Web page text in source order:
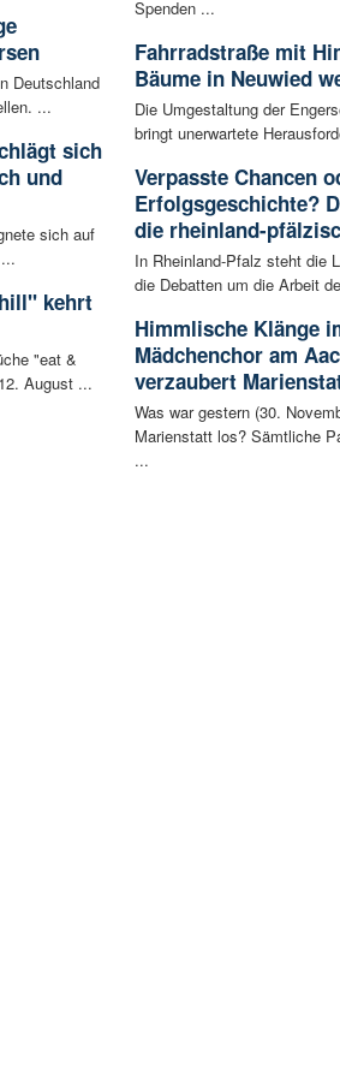
Deutschland
...
sich
und
sich auf
kehrt
"eat &
August ...
Spenden ...
Fahrradstraße mit
Bäume in Neuwied
Die Umgestaltung der
bringt unerwartete
Verpasste Chancen
Erfolgsgeschichte?
die rheinland-
In Rheinland-Pfalz steht die
die Debatten um die Arbeit
Himmlische Klänge
Mädchenchor am
verzaubert
Was war gestern (30.
Marienstatt los? Sämtliche
...